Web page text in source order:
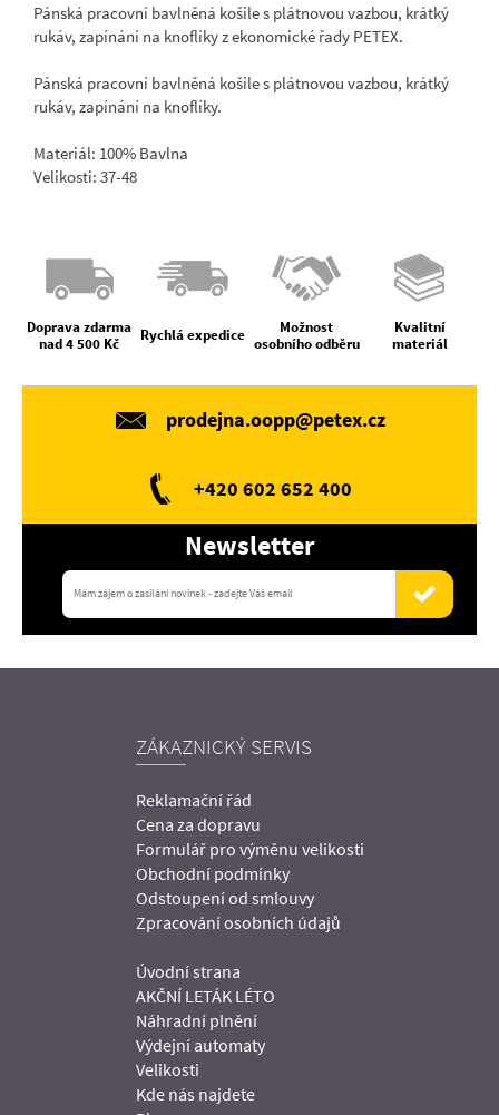
Pánská pracovní bavlněná košile s plátnovou vazbou, krátký
rukáv, zapínání na knoflíky z ekonomické řady PETEX.
Pánská pracovní bavlněná košile s plátnovou vazbou, krátký
rukáv, zapínání na knoflíky.
Materiál: 100% Bavlna
Velikosti: 37-48
Doprava zdarma
nad 4 500 Kč
Rychlá expedice
Možnost
osobního odběru
Kvalitní
materiál
prodejna.oopp@petex.cz
+420 602 652 400
Newsletter
ZÁKAZNICKÝ SERVIS
Reklamační řád
Cena za dopravu
Formulář pro výměnu velikosti
Obchodní podmínky
Odstoupení od smlouvy
Zpracování osobních údajů
Úvodní strana
AKČNÍ LETÁK LÉTO
Náhradní plnění
Výdejní automaty
Velikosti
Kde nás najdete